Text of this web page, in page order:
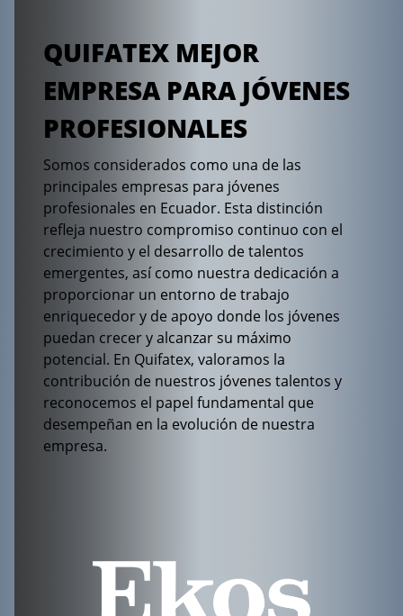
QUIFATEX MEJOR
EMPRESA PARA JÓVENES
PROFESIONALES
Somos considerados como una de las
principales empresas para jóvenes
profesionales en Ecuador. Esta distinción
refleja nuestro compromiso continuo con el
crecimiento y el desarrollo de talentos
emergentes, así como nuestra dedicación a
proporcionar un entorno de trabajo
enriquecedor y de apoyo donde los jóvenes
puedan crecer y alcanzar su máximo
potencial. En Quifatex, valoramos la
contribución de nuestros jóvenes talentos y
reconocemos el papel fundamental que
desempeñan en la evolución de nuestra
empresa.